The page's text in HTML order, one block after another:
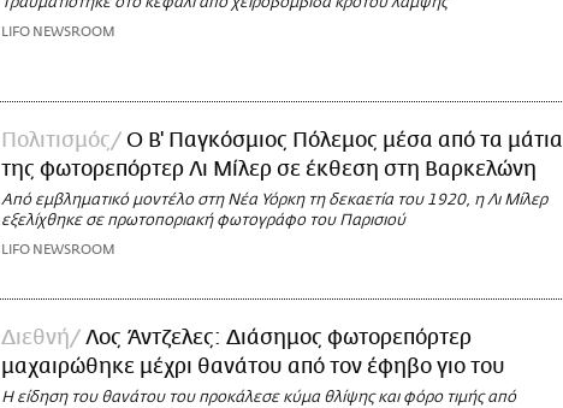
LIFO NEWSROOM
Πολιτισμός
O Β' Παγκόσμιος Πόλεμος μέσα από τα μάτια
της φωτορεπόρτερ Λι Μίλερ σε έκθεση στη Βαρκελώνη
Από εμβληματικό μοντέλο στη Νέα Υόρκη τη δεκαετία του 1920, η Λι Μίλερ
εξελίχθηκε σε πρωτοποριακή φωτογράφο του Παρισιού
LIFO NEWSROOM
Διεθνή
Λος Άντζελες: Διάσημος φωτορεπόρτερ
μαχαιρώθηκε μέχρι θανάτου από τον έφηβο γιο του
Η είδηση του θανάτου του προκάλεσε κύμα θλίψης και φόρο τιμής από